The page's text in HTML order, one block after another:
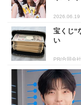
2026.06.19
宝くじ“
い
PR(合同会